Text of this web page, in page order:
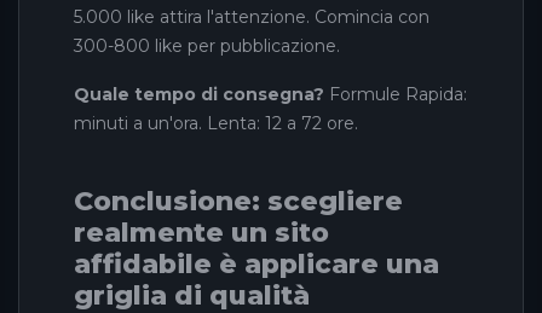
5.000 like attira l'attenzione. Comincia con
300-800 like per pubblicazione.
Quale tempo di consegna? Formule Rapida:
minuti a un'ora. Lenta: 12 a 72 ore.
Conclusione: scegliere
realmente un sito
affidabile è applicare una
griglia di qualità